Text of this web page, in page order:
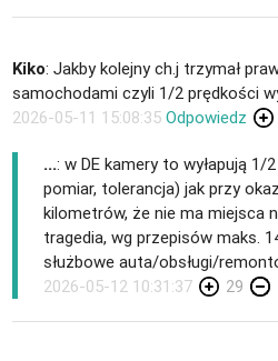
Kiko: Jakby kolejny ch.j trzymał
samochodami czyli 1/2 prędkości
2026-05-11 15:08:35 Odpowiedz
...: w DE kamery to wyłapują
pomiar, tolerancja) jak przy
kilometrów, że nie ma miejsca
tragedia, wg przepisów maks.
służbowe auta/obsługi/
2026-05-12 10:31:37
29